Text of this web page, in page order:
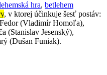
hra, betlehem
, v ktorej účinkuje šesť postáv:
(Vladimír Homoľa),
(Stanislav Jesenský),
(Dušan Funiak).